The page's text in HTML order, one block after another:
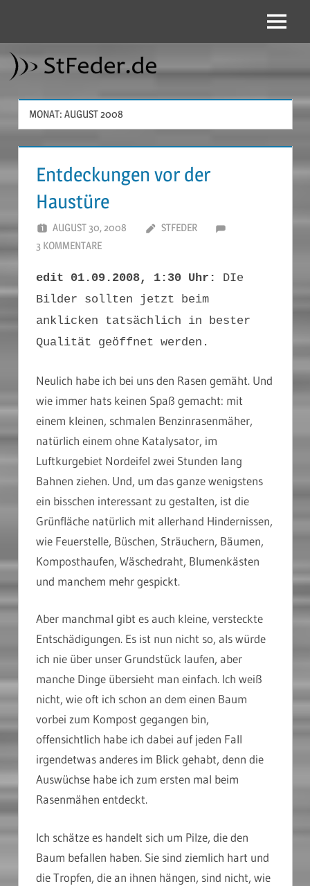
springen
Menü
MONAT: AUGUST 2008
Entdeckungen vor der
Haustüre
AUGUST 30, 2008
STFEDER
3 KOMMENTARE
edit 01.09.2008, 1:30 Uhr:
DIe
Bilder sollten jetzt beim
anklicken tatsächlich in bester
Qualität geöffnet werden.
Neulich habe ich bei uns den Rasen gemäht. Und
wie immer hats keinen Spaß gemacht: mit
einem kleinen, schmalen Benzinrasenmäher,
natürlich einem ohne Katalysator, im
Luftkurgebiet Nordeifel zwei Stunden lang
Bahnen ziehen. Und, um das ganze wenigstens
ein bisschen interessant zu gestalten, ist die
Grünfläche natürlich mit allerhand Hindernissen,
wie Feuerstelle, Büschen, Sträuchern, Bäumen,
Komposthaufen, Wäschedraht, Blumenkästen
und manchem mehr gespickt.
Aber manchmal gibt es auch kleine, versteckte
Entschädigungen. Es ist nun nicht so, als würde
ich nie über unser Grundstück laufen, aber
manche Dinge übersieht man einfach. Ich weiß
nicht, wie oft ich schon an dem einen Baum
vorbei zum Kompost gegangen bin,
offensichtlich habe ich dabei auf jeden Fall
irgendetwas anderes im Blick gehabt, denn die
Auswüchse habe ich zum ersten mal beim
Rasenmähen entdeckt.
Ich schätze es handelt sich um Pilze, die den
Baum befallen haben. Sie sind ziemlich hart und
die Tropfen, die an ihnen hängen, sind nicht, wie